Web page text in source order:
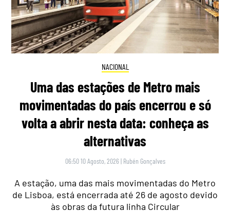
NACIONAL
Uma das estações de Metro mais
movimentadas do país encerrou e só
volta a abrir nesta data: conheça as
alternativas
06:50 10 Agosto, 2026 | Rubén Gonçalves
A estação, uma das mais movimentadas do Metro
de Lisboa, está encerrada até 26 de agosto devido
às obras da futura linha Circular